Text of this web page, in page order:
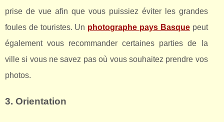
prise de vue afin que vous puissiez éviter les grandes
foules de touristes. Un photographe pays Basquepeut
également vous recommander certaines parties de la
ville si vous ne savez pas où vous souhaitez prendre vos
photos.
3. Orientation